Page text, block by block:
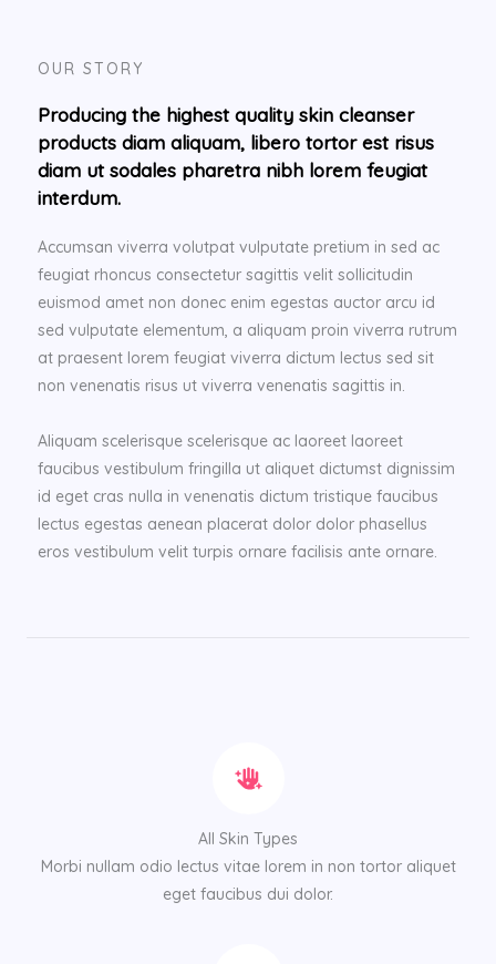
OUR STORY
Producing the highest quality skin cleanser
products diam aliquam, libero tortor est risus
diam ut sodales pharetra nibh lorem feugiat
interdum.
Accumsan viverra volutpat vulputate pretium in sed ac
feugiat rhoncus consectetur sagittis velit sollicitudin
euismod amet non donec enim egestas auctor arcu id
sed vulputate elementum, a aliquam proin viverra rutrum
at praesent lorem feugiat viverra dictum lectus sed sit
non venenatis risus ut viverra venenatis sagittis in.
Aliquam scelerisque scelerisque ac laoreet laoreet
faucibus vestibulum fringilla ut aliquet dictumst dignissim
id eget cras nulla in venenatis dictum tristique faucibus
lectus egestas aenean placerat dolor dolor phasellus
eros vestibulum velit turpis ornare facilisis ante ornare.
All Skin Types
Morbi nullam odio lectus vitae lorem in non tortor aliquet
eget faucibus dui dolor.